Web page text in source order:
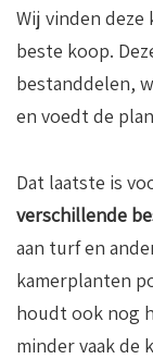
Wij vinden
beste koop.
bestanddelen,
en voedt de
Dat laatste is
verschillende
aan turf en
kamerplanten
houdt ook nog
minder vaak de